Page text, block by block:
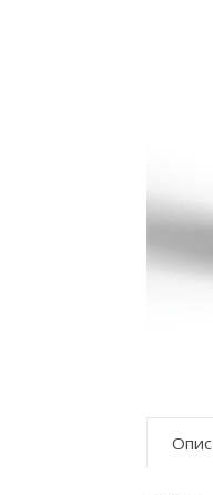
Опис